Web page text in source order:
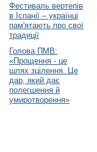
Фестиваль вертепів
в Іспанії – українці
пам'ятають про свої
традиції
Голова ПМВ:
«Прощення - це
шлях зцілення. Це
дар, який дає
полегшення й
умиротворення»